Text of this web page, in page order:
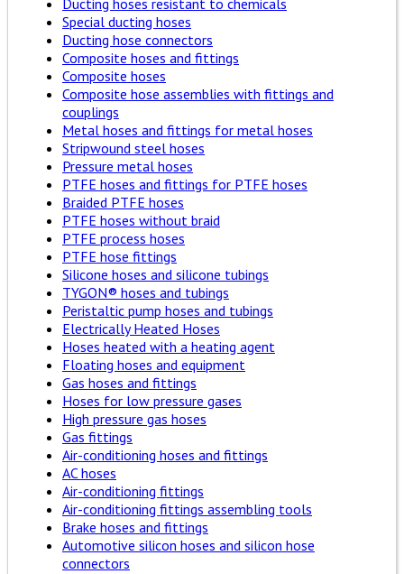
Ducting hoses resistant to chemicals
Special ducting hoses
Ducting hose connectors
Composite hoses and fittings
Composite hoses
Composite hose assemblies with fittings and
couplings
Metal hoses and fittings for metal hoses
Stripwound steel hoses
Pressure metal hoses
PTFE hoses and fittings for PTFE hoses
Braided PTFE hoses
PTFE hoses without braid
PTFE process hoses
PTFE hose fittings
Silicone hoses and silicone tubings
TYGON® hoses and tubings
Peristaltic pump hoses and tubings
Electrically Heated Hoses
Hoses heated with a heating agent
Floating hoses and equipment
Gas hoses and fittings
Hoses for low pressure gases
High pressure gas hoses
Gas fittings
Air-conditioning hoses and fittings
AC hoses
Air-conditioning fittings
Air-conditioning fittings assembling tools
Brake hoses and fittings
Automotive silicon hoses and silicon hose
connectors